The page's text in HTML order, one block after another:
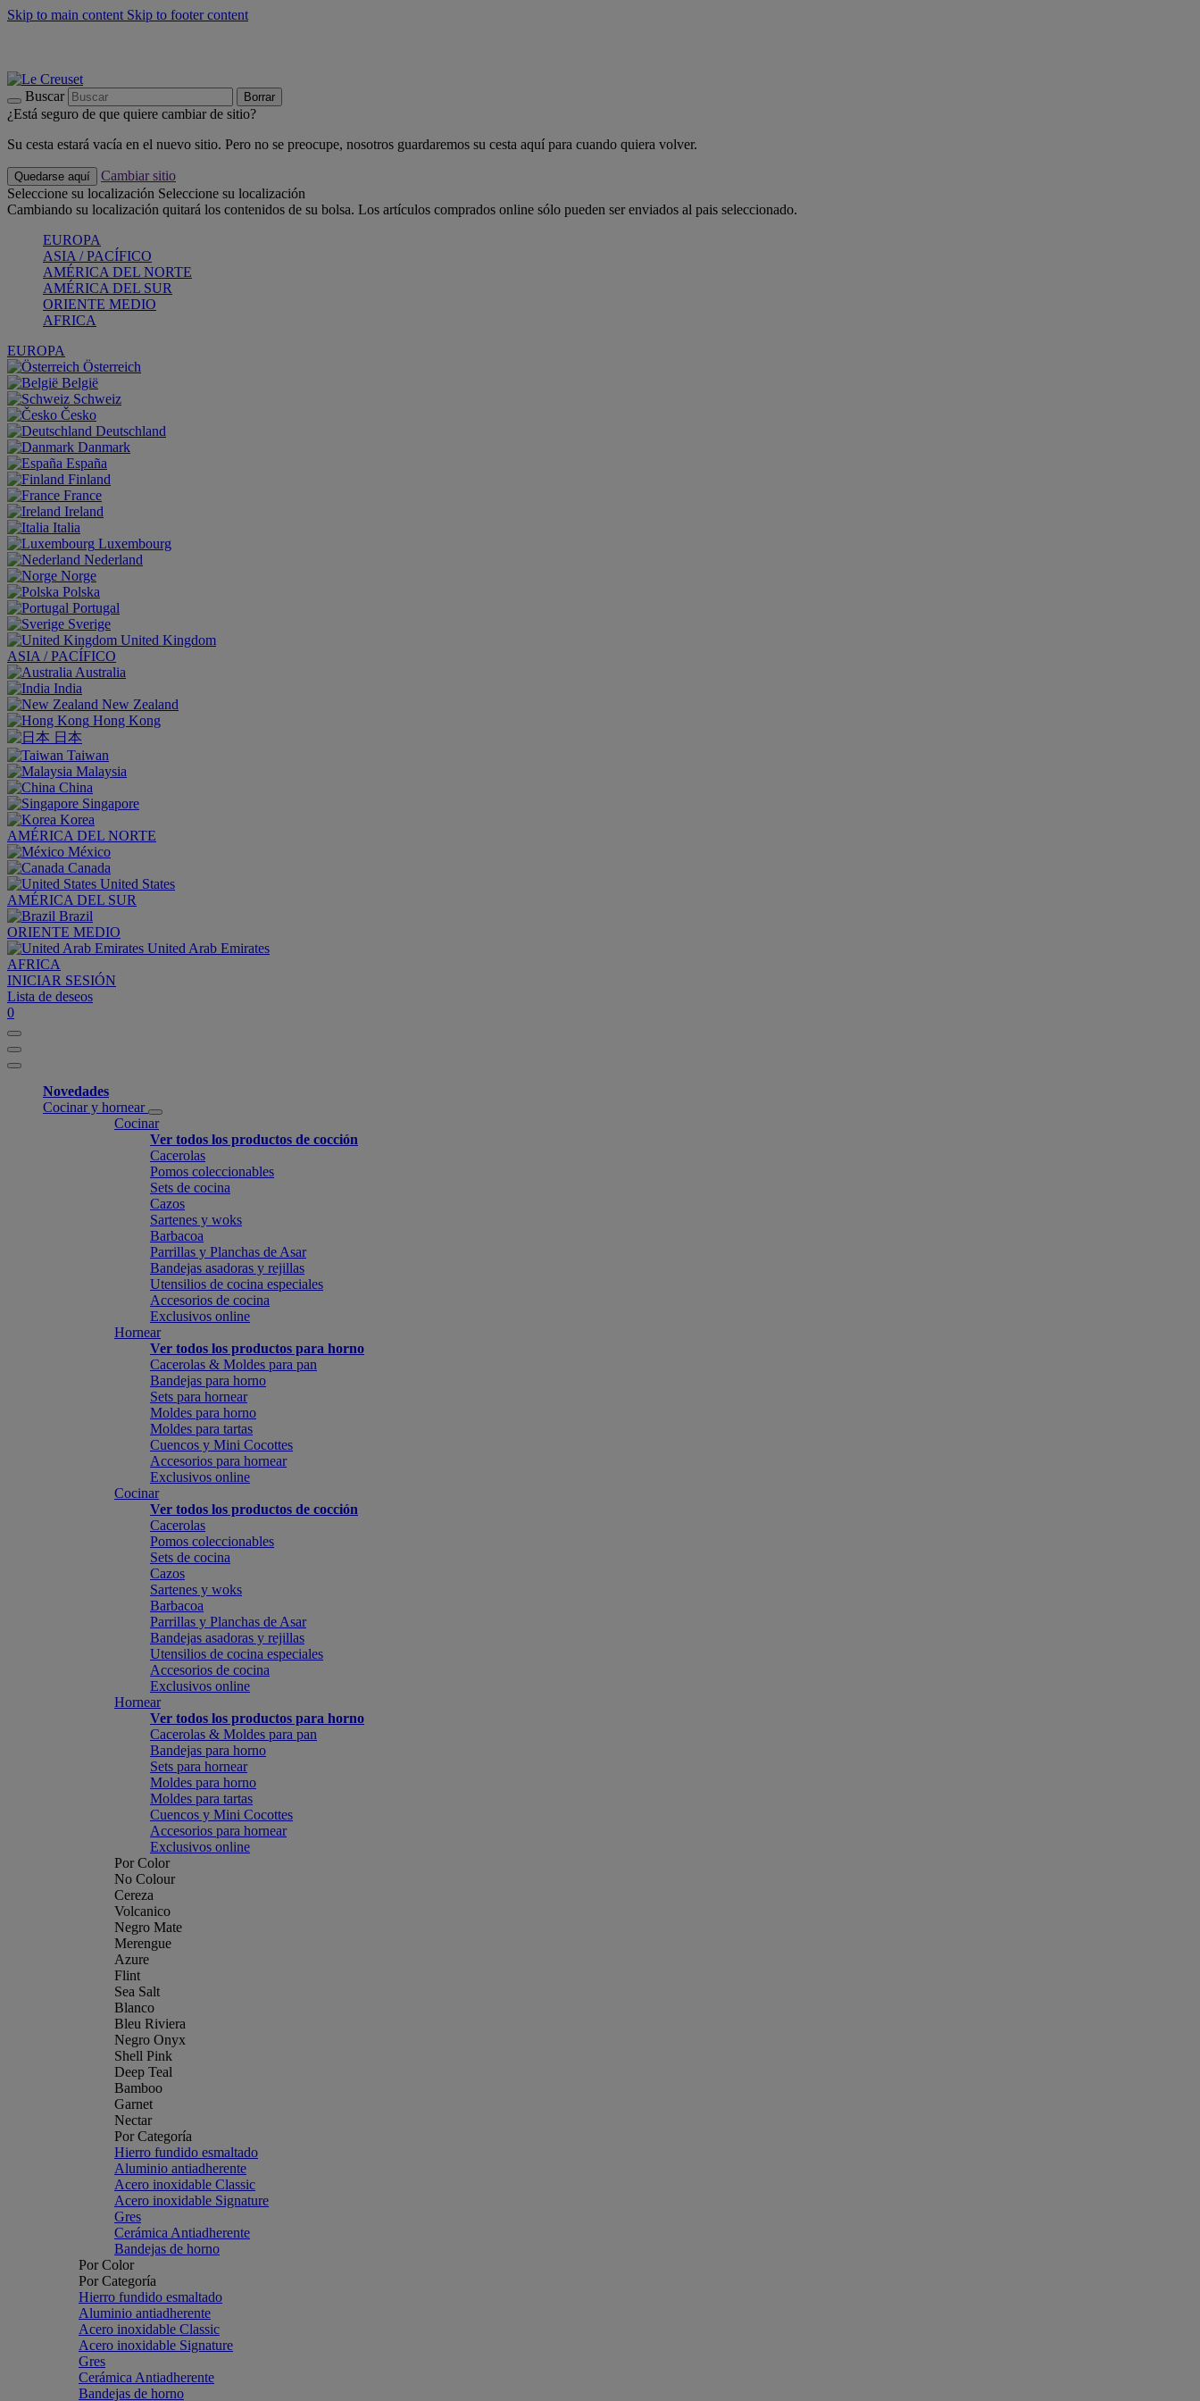
Skip to main content Skip to footer content
Buscar Borrar
¿Está seguro de que quiere cambiar de sitio?
Su cesta estará vacía en el nuevo sitio. Pero no se preocupe, nosotros guardaremos su cesta aquí para cuando quiera volver.
Quedarse aquí
Cambiar sitio
Seleccione su localización Seleccione su localización
Cambiando su localización quitará los contenidos de su bolsa. Los artículos comprados online sólo pueden ser enviados al pais seleccionado.
EUROPA
ASIA / PACÍFICO
AMÉRICA DEL NORTE
AMÉRICA DEL SUR
ORIENTE MEDIO
AFRICA
EUROPA
Österreich
België
Schweiz
Česko
Deutschland
Danmark
España
Finland
France
Ireland
Italia
Luxembourg
Nederland
Norge
Polska
Portugal
Sverige
United Kingdom
ASIA / PACÍFICO
Australia
India
New Zealand
Hong Kong
日本
Taiwan
Malaysia
China
Singapore
Korea
AMÉRICA DEL NORTE
México
Canada
United States
AMÉRICA DEL SUR
Brazil
ORIENTE MEDIO
United Arab Emirates
AFRICA
INICIAR SESIÓN
Lista de deseos
0
Novedades
Cocinar y hornear
Cocinar
Ver todos los productos de cocción
Cacerolas
Pomos coleccionables
Sets de cocina
Cazos
Sartenes y woks
Barbacoa
Parrillas y Planchas de Asar
Bandejas asadoras y rejillas
Utensilios de cocina especiales
Accesorios de cocina
Exclusivos online
Hornear
Ver todos los productos para horno
Cacerolas & Moldes para pan
Bandejas para horno
Sets para hornear
Moldes para horno
Moldes para tartas
Cuencos y Mini Cocottes
Accesorios para hornear
Exclusivos online
Cocinar
Ver todos los productos de cocción
Cacerolas
Pomos coleccionables
Sets de cocina
Cazos
Sartenes y woks
Barbacoa
Parrillas y Planchas de Asar
Bandejas asadoras y rejillas
Utensilios de cocina especiales
Accesorios de cocina
Exclusivos online
Hornear
Ver todos los productos para horno
Cacerolas & Moldes para pan
Bandejas para horno
Sets para hornear
Moldes para horno
Moldes para tartas
Cuencos y Mini Cocottes
Accesorios para hornear
Exclusivos online
Por Color
No Colour
Cereza
Volcanico
Negro Mate
Merengue
Azure
Flint
Sea Salt
Blanco
Bleu Riviera
Negro Onyx
Shell Pink
Deep Teal
Bamboo
Garnet
Nectar
Por Categoría
Hierro fundido esmaltado
Aluminio antiadherente
Acero inoxidable Classic
Acero inoxidable Signature
Gres
Cerámica Antiadherente
Bandejas de horno
Por Color
Por Categoría
Hierro fundido esmaltado
Aluminio antiadherente
Acero inoxidable Classic
Acero inoxidable Signature
Gres
Cerámica Antiadherente
Bandejas de horno